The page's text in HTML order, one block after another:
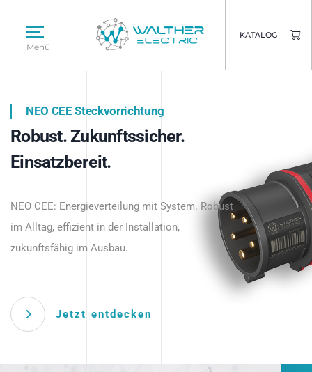
Menü
KATALOG
Intelligente Stromverteilung
beginnt hier.
NEO CEE Steckvorrichtung
Robust. Zukunftssicher.
Einsatzbereit.
NEO CEE: Energieverteilung mit System. Robust
im Alltag, effizient in der Installation,
zukunftsfähig im Ausbau.
Jetzt entdecken
Intelligenz trifft Energie.
Anwendungen – robust, IP-geschützt und
zukunftsfähig.